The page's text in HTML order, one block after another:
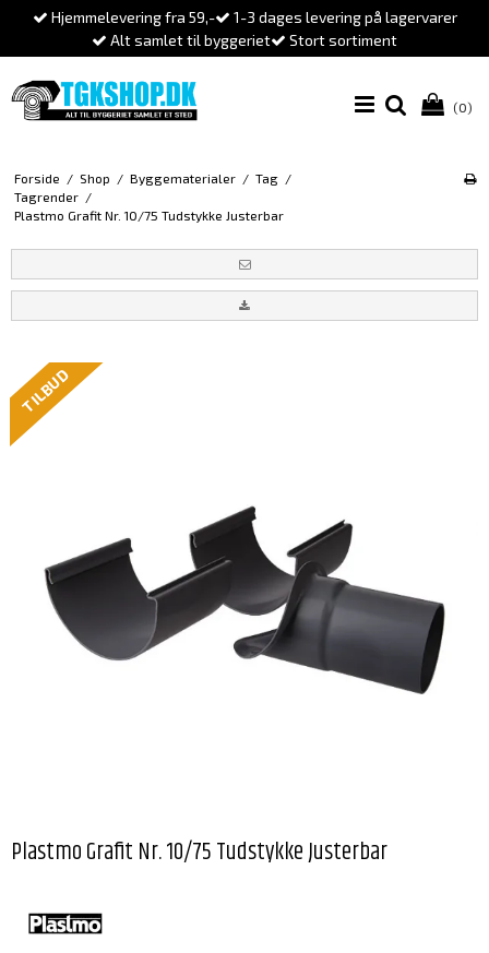
Hjemmelevering fra 59,-
1-3 dages levering på lagervarer
Alt samlet til byggeriet
Stort sortiment
(0)
Forside / Shop / Byggematerialer / Tag /
Tagrender /
Plastmo Grafit Nr. 10/75 Tudstykke Justerbar
TILBUD
Plastmo Grafit Nr. 10/75 Tudstykke Justerbar